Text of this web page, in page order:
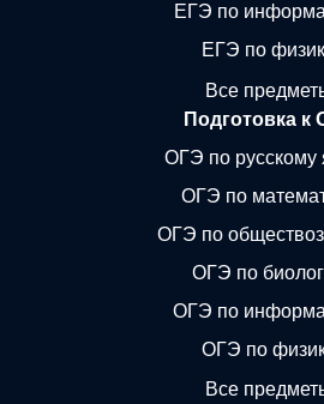
ЕГЭ по
ЕГЭ по
Все
Подготовка к
ОГЭ по русскому
ОГЭ по
ОГЭ по
ОГЭ по
ОГЭ по
ОГЭ по
Все